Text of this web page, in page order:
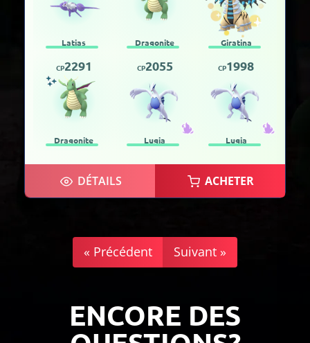
Latias Dragonite Giratina
CP2291
Dragonite
CP2055
Lugia
CP1998
Lugia
DÉTAILS ACHETER
« Précédent Suivant »
ENCORE DES